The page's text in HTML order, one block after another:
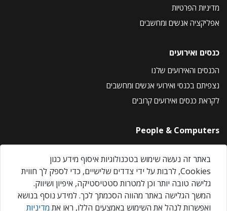
מדיניות הפרטיות
אפליקציה אנשים ומחשבים
כנסים ואירועים
הכנסים והאירועים שלנו
נצפיתם בכנסי ואירועי אנשים ומחשבים
לקראת כנסים ואירועים קרובים
People & Computers
About Us
Privacy Policy
Contact Us
Our Events
באתר זה נעשה שימוש בטכנולוגיות איסוף מידע כגון
Cookies, לרבות על ידי צדדים שלישיים, כדי לספק לך חווית
גלישה טובה יותר וכן למטרות סטטיסטיקה, איפיון ושיווק.
המשך הגלישה באתר מהווה הסכמתך לכך. למידע נוסף בנושא
ואפשרות לנהל את השימוש באמצעים הללו, ראו את מדיניות